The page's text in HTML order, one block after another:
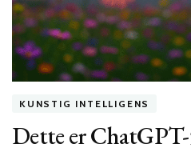
KUNSTIG INTELLIGENS
Dette er